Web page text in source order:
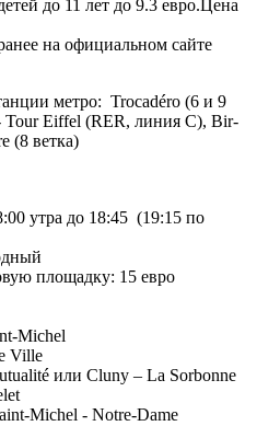
до 11 лет до 9.3 евро.Цена
на официальном сайте
метро: Trocadéro (6 и 9
Tour Eiffel (RER, линия C), Bir-
(8 ветка)
утра до 18:45 (19:15 по
площадку: 15 евро
Michel
Ville
или Cluny – La Sorbonne
Michel - Notre-Dame